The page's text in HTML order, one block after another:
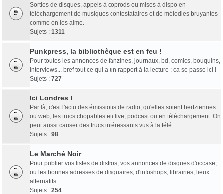
Sorties de disques, appels à coprods ou mises à dispo en
téléchargement de musiques contestataires et de mélodies bruyantes
comme on les aime.
Sujets : 1311
Punkpress, la bibliothèque est en feu !
Pour toutes les annonces de fanzines, journaux, bd, comics, bouquins,
interviews... bref tout ce qui a un rapport à la lecture : ca se passe ici !
Sujets : 727
Ici Londres !
Par là, c'est l'actu des émissions de radio, qu'elles soient hertziennes
ou web, les trucs chopables en live, podcast ou en téléchargement. On
peut aussi causer des trucs intéressants vus à la télé...
Sujets : 98
Le Marché Noir
Pour publier vos listes de distros, vos annonces de disques d'occase,
ou les bonnes adresses de disquaires, d'infoshops, librairies, lieux
alternatifs...
Sujets : 254